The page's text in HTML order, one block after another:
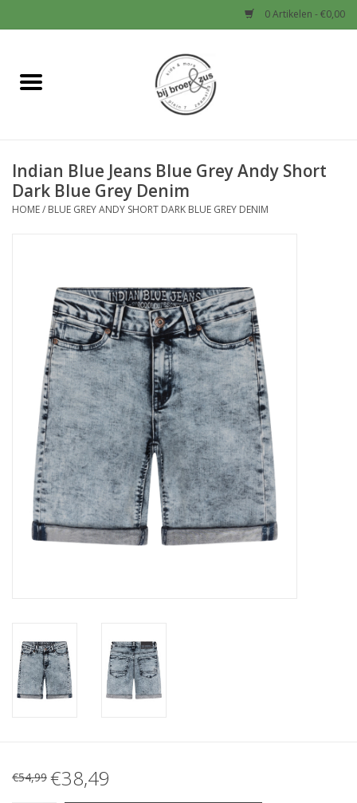
0 Artikelen - €0,00
Home
Baby
Jongens
Schoenen en Tassen
Speelgoed
Cadeaubonnen
Merken
Cadeaubon
Indian Blue Jeans Blue Grey Andy Short
Dark Blue Grey Denim
HOME/ BLUE GREY ANDY SHORT DARK BLUE GREY DENIM
€54,99 €38,49